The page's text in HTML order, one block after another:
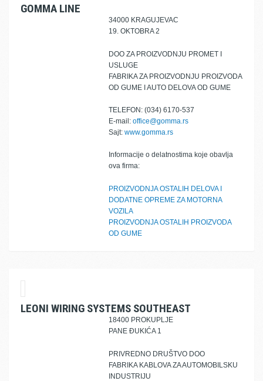
GOMMA LINE
34000 KRAGUJEVAC
19. OKTOBRA 2
DOO ZA PROIZVODNJU PROMET I
USLUGE
FABRIKA ZA PROIZVODNJU PROIZVODA
OD GUME I AUTO DELOVA OD GUME
TELEFON: (034) 6170-537
E-mail: office@gomma.rs
Sajt: www.gomma.rs
Informacije o delatnostima koje obavlja
ova firma:
PROIZVODNJA OSTALIH DELOVA I
DODATNE OPREME ZA MOTORNA
VOZILA
PROIZVODNJA OSTALIH PROIZVODA
OD GUME
LEONI WIRING SYSTEMS SOUTHEAST
18400 PROKUPLJE
PANE ĐUKIĆA 1
PRIVREDNO DRUŠTVO DOO
FABRIKA KABLOVA ZA AUTOMOBILSKU
INDUSTRIJU